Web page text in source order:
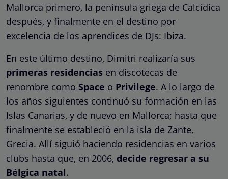
Mallorca primero, la península griega de Calcídica
después, y finalmente en el destino por
excelencia de los aprendices de DJs: Ibiza.
En este último destino, Dimitri realizaría sus
primeras residencias en discotecas de
renombre como Space o Privilege. A lo largo de
los años siguientes continuó su formación en las
Islas Canarias, y de nuevo en Mallorca; hasta que
finalmente se estableció en la isla de Zante,
Grecia. Allí siguió haciendo residencias en varios
clubs hasta que, en 2006, decide regresar a su
Bélgica natal.